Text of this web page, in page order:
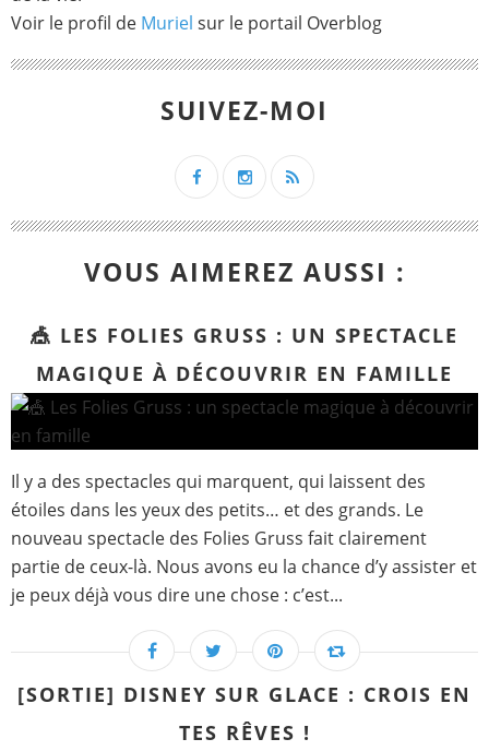
Voir le profil de Muriel sur le portail Overblog
SUIVEZ-MOI
VOUS AIMEREZ AUSSI :
🎪 LES FOLIES GRUSS : UN SPECTACLE
MAGIQUE À DÉCOUVRIR EN FAMILLE
Il y a des spectacles qui marquent, qui laissent des
étoiles dans les yeux des petits… et des grands. Le
nouveau spectacle des Folies Gruss fait clairement
partie de ceux-là. Nous avons eu la chance d’y assister et
je peux déjà vous dire une chose : c’est...
[SORTIE] DISNEY SUR GLACE : CROIS EN
TES RÊVES !